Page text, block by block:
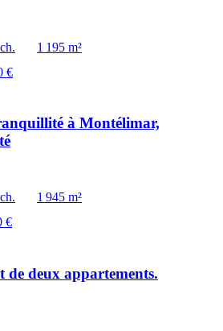
1 195 m²
€
à Montélimar,
1 945 m²
€
de deux appartements.